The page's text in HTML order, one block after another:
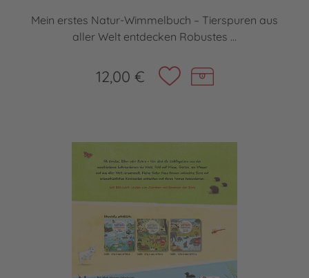
Mein erstes Natur-Wimmelbuch – Tierspuren aus
aller Welt entdecken Robustes ...
12,00 €